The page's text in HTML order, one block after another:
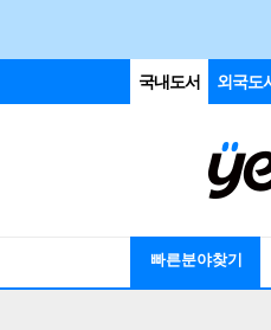
국내도서 외국도
빠른분야찾기